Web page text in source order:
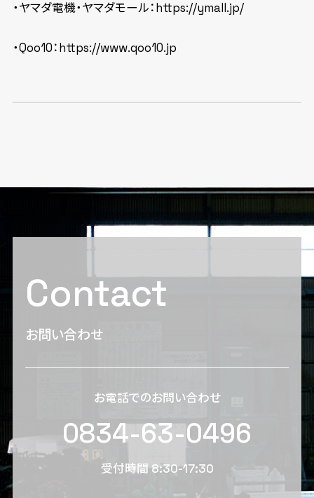
・ヤマダ電機・ヤマダモール：https://ymall.jp/
・Qoo10：https://www.qoo10.jp
Contact
お問い合わせ
お電話でのお問い合わせ
0834-63-0496
受付時間 8:30-17:30